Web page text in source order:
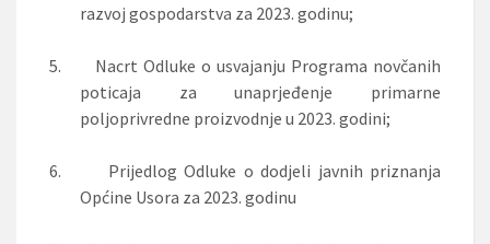
razvoj gospodarstva za 2023. godinu;
5.
Nacrt Odluke o usvajanju Programa novčanih
poticaja za unaprjeđenje primarne
poljoprivredne proizvodnje u 2023. godini;
6. Prijedlog Odluke o dodjeli javnih priznanja
Općine Usora za 2023. godinu